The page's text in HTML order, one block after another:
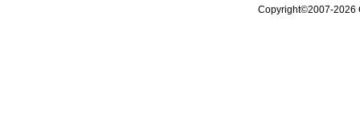
Copyright©2007-2026